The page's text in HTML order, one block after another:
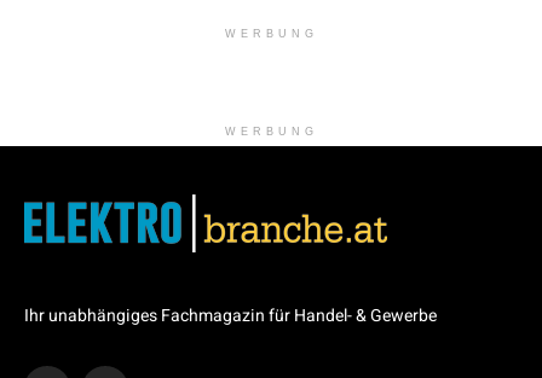
WERBUNG
WERBUNG
Ihr unabhängiges Fachmagazin für Handel- & Gewerbe